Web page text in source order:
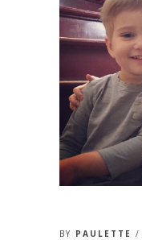
BY PAULETTE